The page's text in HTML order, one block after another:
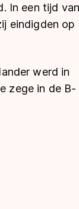
In een tijd van
eindigden op
werd in
zege in de B-